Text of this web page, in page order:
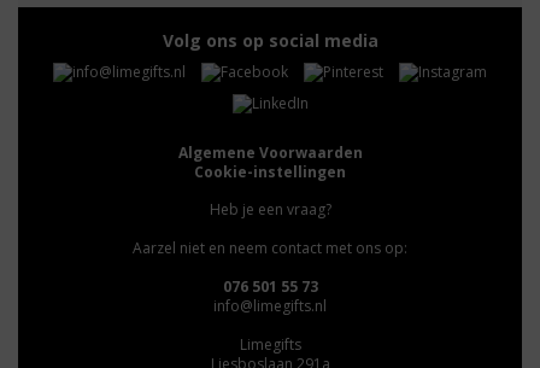
Volg ons op social media
Algemene Voorwaarden
Cookie-instellingen
Heb je een vraag?
Aarzel niet en neem contact met ons op:
076 501 55 73
info@limegifts.nl
Limegifts